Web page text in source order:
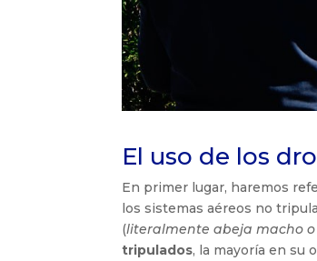
El uso de los
En primer lugar, haremos
los sistemas aéreos no
(literalmente abeja macho
tripulados, la mayoría en su